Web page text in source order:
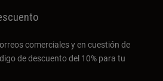
comerciales y en cuestión de
de descuento del 10% para tu